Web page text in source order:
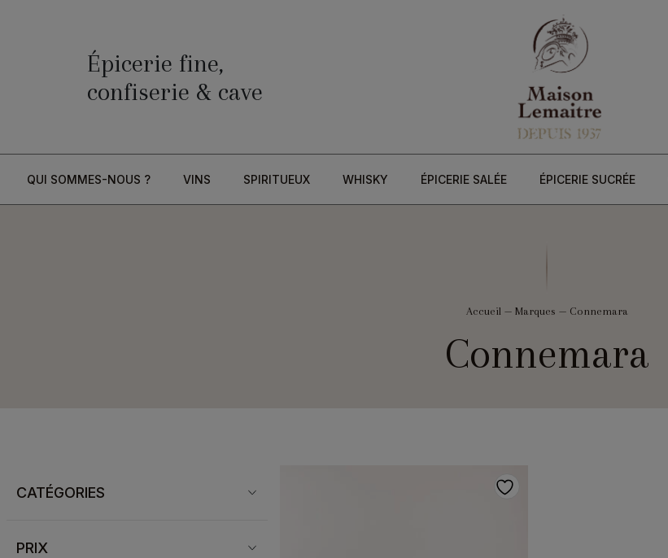
Épicerie fine,
confiserie & cave
QUI SOMMES-NOUS ? VINS SPIRITUEUX WHISKY ÉPICERIE SALÉE ÉPICERIE SUCRÉE
Accueil — Marques — Connemara
Connemara
CATÉGORIES
PRIX